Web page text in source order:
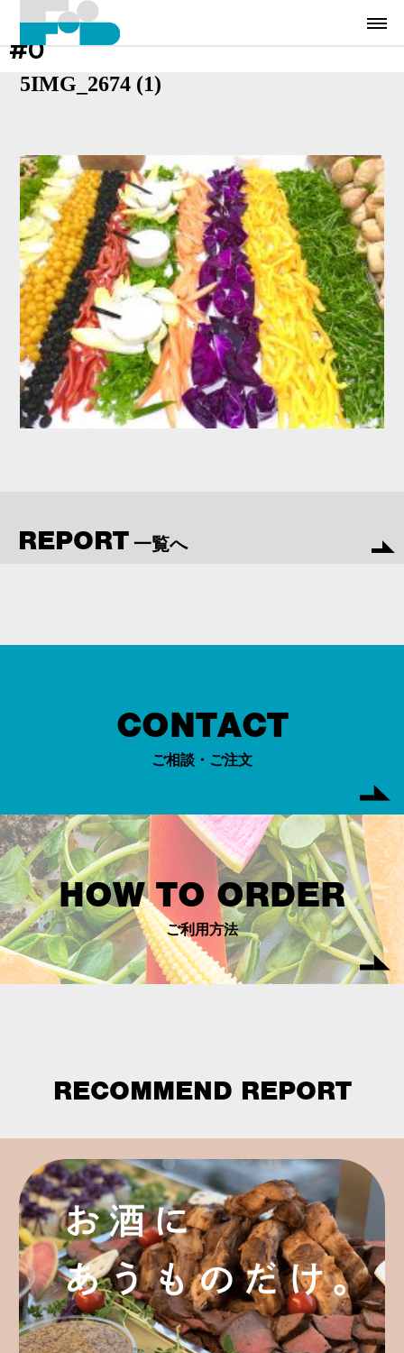
#0
5IMG_2674 (1)
REPORT 一覧へ
CONTACT
ご相談・ご注文
HOW TO ORDER
ご利用方法
RECOMMEND REPORT